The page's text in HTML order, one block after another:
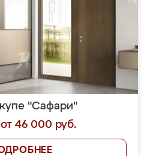
"Сафари"
46 000 руб.